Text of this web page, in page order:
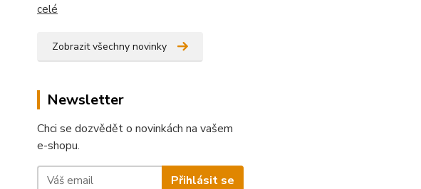
celé
Zobrazit všechny novinky
Newsletter
Chci se dozvědět o novinkách na vašem
e-shopu.
Přihlásit se